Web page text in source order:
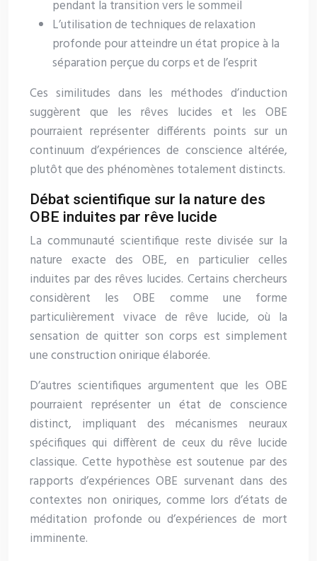
pendant la transition vers le sommeil
L’utilisation de techniques de relaxation
profonde pour atteindre un état propice à la
séparation perçue du corps et de l’esprit
Ces similitudes dans les méthodes d’induction
suggèrent que les rêves lucides et les OBE
pourraient représenter différents points sur un
continuum d’expériences de conscience altérée,
plutôt que des phénomènes totalement distincts.
Débat scientifique sur la nature des
OBE induites par rêve lucide
La communauté scientifique reste divisée sur la
nature exacte des OBE, en particulier celles
induites par des rêves lucides. Certains chercheurs
considèrent les OBE comme une forme
particulièrement vivace de rêve lucide, où la
sensation de quitter son corps est simplement
une construction onirique élaborée.
D’autres scientifiques argumentent que les OBE
pourraient représenter un état de conscience
distinct, impliquant des mécanismes neuraux
spécifiques qui diffèrent de ceux du rêve lucide
classique. Cette hypothèse est soutenue par des
rapports d’expériences OBE survenant dans des
contextes non oniriques, comme lors d’états de
méditation profonde ou d’expériences de mort
imminente.